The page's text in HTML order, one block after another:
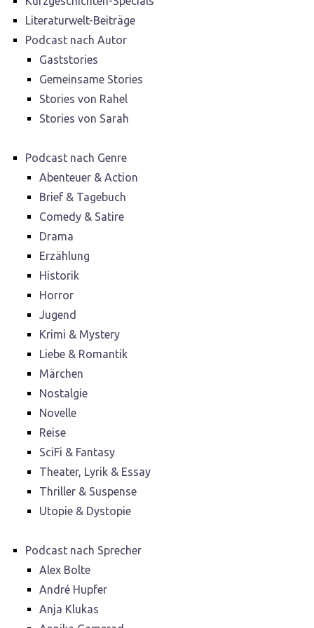
Literaturwelt-Beiträge
Podcast nach Autor
Gaststories
Gemeinsame Stories
Stories von Rahel
Stories von Sarah
Podcast nach Genre
Abenteuer & Action
Brief & Tagebuch
Comedy & Satire
Drama
Erzählung
Historik
Horror
Jugend
Krimi & Mystery
Liebe & Romantik
Märchen
Nostalgie
Novelle
Reise
SciFi & Fantasy
Theater, Lyrik & Essay
Thriller & Suspense
Utopie & Dystopie
Podcast nach Sprecher
Alex Bolte
André Hupfer
Anja Klukas